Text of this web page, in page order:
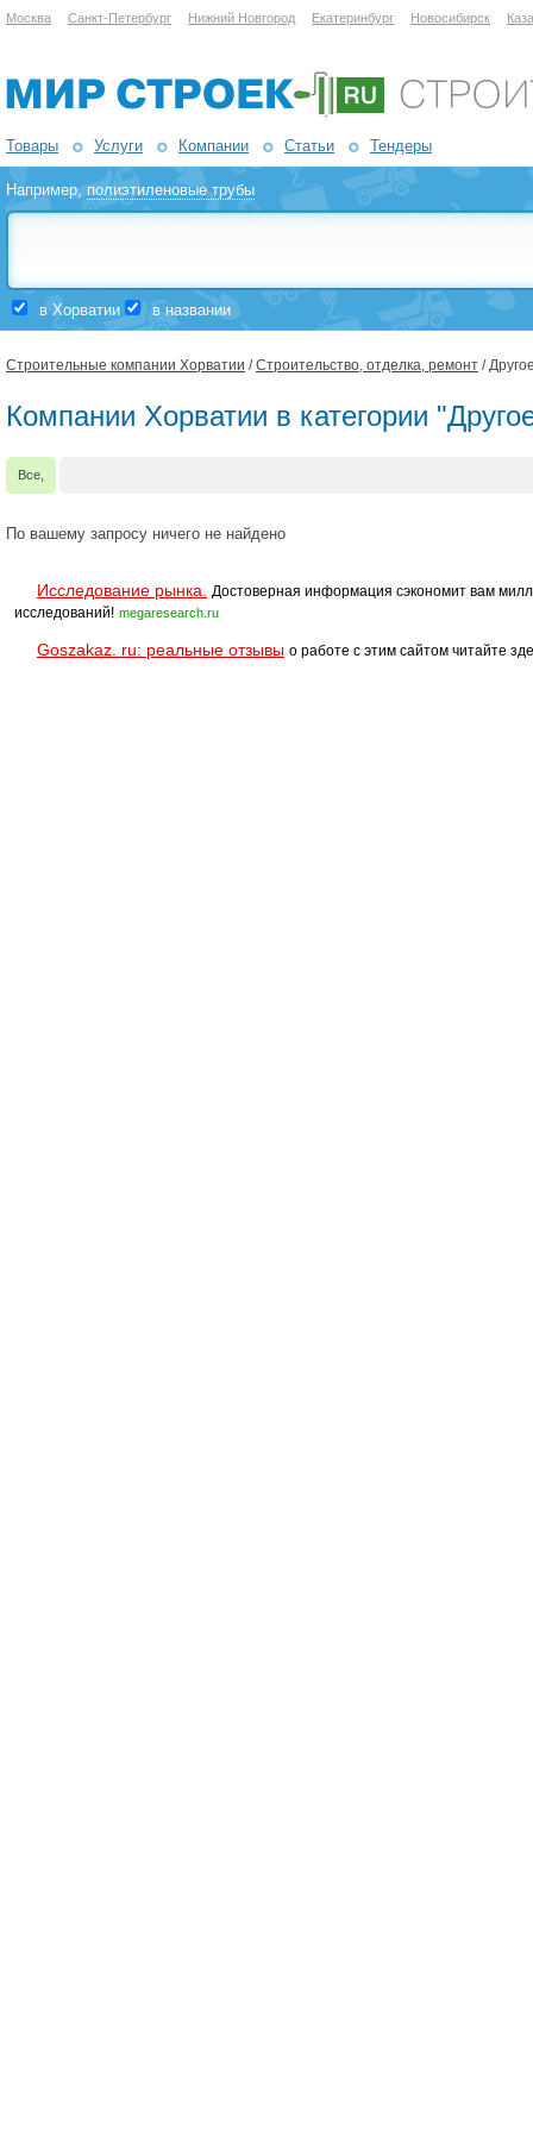
Москва Санкт-Петербург Нижний Новгород Екатеринбург Новосибирск
Товары Услуги Компании Статьи Тендеры
Например,полиэтиленовые трубы
в Хорватии в названии
Строительные компании Хорватии /Строительство, отделка, ремонт /
Компании Хорватии в категории
Все,
По вашему запросу ничего не найдено
Исследование рынка.
Достоверная информация сэкономит вам
исследований! megaresearch.ru
Goszakaz. ru: реальные отзывы о работе с этим сайтом читайте